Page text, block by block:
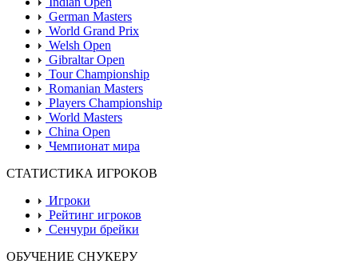
German Masters
World Grand Prix
Welsh Open
Gibraltar Open
Tour Championship
Romanian Masters
Players Championship
World Masters
China Open
Чемпионат мира
СТАТИСТИКА ИГРОКОВ
Игроки
Рейтинг игроков
Сенчури брейки
ОБУЧЕНИЕ СНУКЕРУ